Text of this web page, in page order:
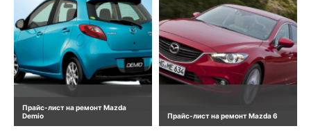
Прайс-лист на ремонт Mazda
Demio
Прайс-лист на ремонт Mazda 6